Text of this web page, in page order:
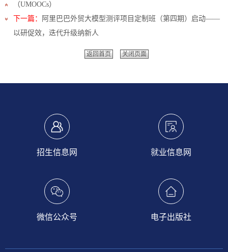
（UMOOCs）
下一篇：
阿里巴巴外贸大模型测评项目定制班（第四期）启动——
以研促效，迭代升级纳新人
返回首页 关闭页面
招生信息网 就业信息网
微信公众号 电子出版社